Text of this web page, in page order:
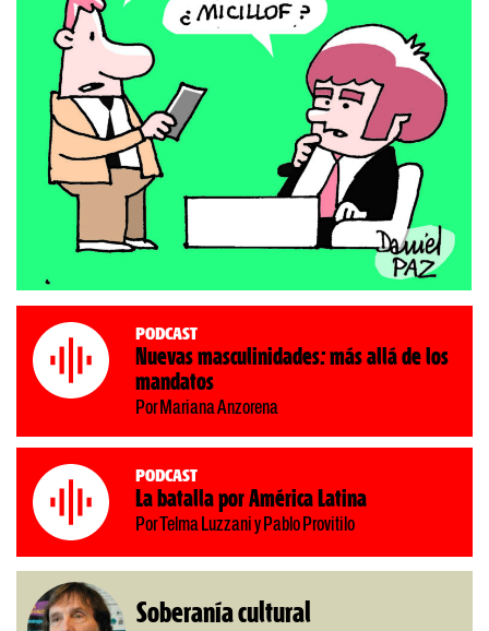
Podcast
Nuevas masculinidades: más allá de los
mandatos
Por Mariana Anzorena
Podcast
La batalla por América Latina
Por Telma Luzzani y Pablo Provitilo
Soberanía cultural